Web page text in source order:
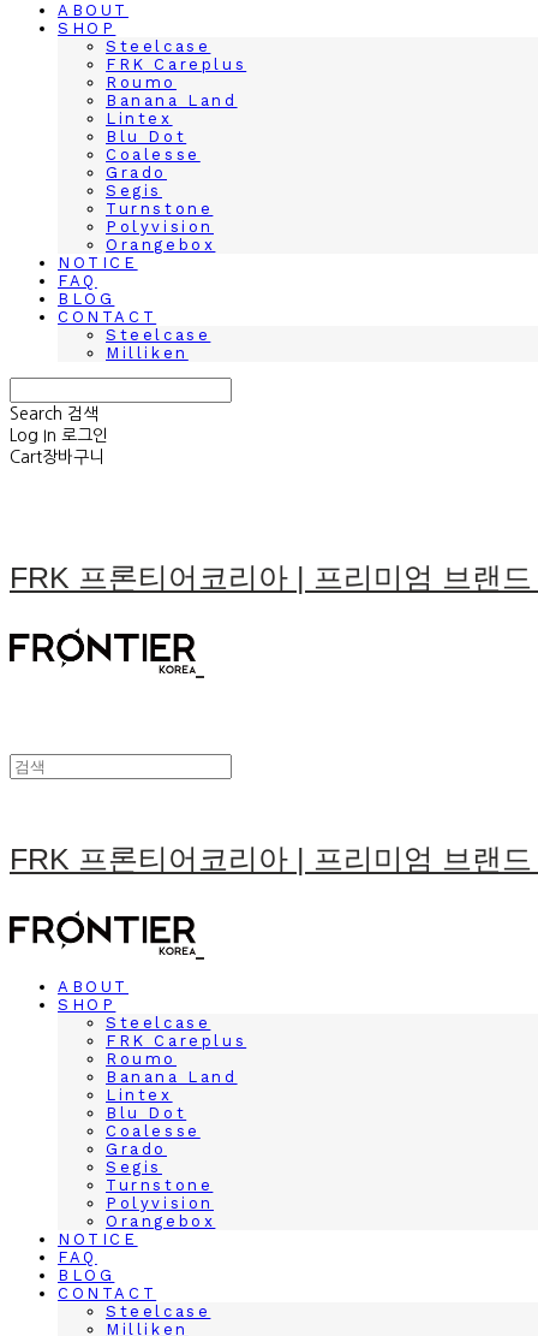
ABOUT
SHOP
Steelcase
FRK Careplus
Roumo
Banana Land
Lintex
Blu Dot
Coalesse
Grado
Segis
Turnstone
Polyvision
Orangebox
NOTICE
FAQ
BLOG
CONTACT
Steelcase
Milliken
Search 검색
Log In 로그인
Cart장바구니
FRK 프론티어코리아 | 프리미엄 브랜
FRK 프론티어코리아 | 프리미엄 브랜
ABOUT
SHOP
Steelcase
FRK Careplus
Roumo
Banana Land
Lintex
Blu Dot
Coalesse
Grado
Segis
Turnstone
Polyvision
Orangebox
NOTICE
FAQ
BLOG
CONTACT
Steelcase
Milliken